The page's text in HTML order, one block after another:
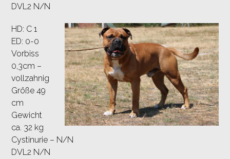
DVL2 N/N
HD: C 1
ED: 0-0
Vorbiss
0,3cm –
vollzahnig
Größe 49
cm
Gewicht
ca. 32 kg
Cystinurie – N/N
DVL2 N/N